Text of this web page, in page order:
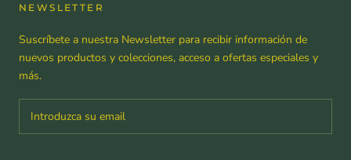
NEWSLETTER
Suscríbete a nuestra Newsletter para recibir información de
nuevos productos y colecciones, acceso a ofertas especiales y
más.